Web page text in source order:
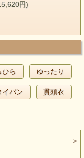
円)
ひら ゆったり
イパン 貫頭衣